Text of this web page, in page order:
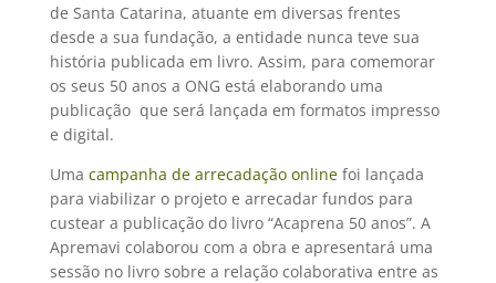
de Santa Catarina, atuante em diversas frentes
desde a sua fundação, a entidade nunca teve sua
história publicada em livro. Assim, para comemorar
os seus 50 anos a ONG está elaborando uma
publicação que será lançada em formatos impresso
e digital.
Uma campanha de arrecadação onlinefoi lançada
para viabilizar o projeto e arrecadar fundos para
custear a publicação do livro “Acaprena 50 anos”. A
Apremavi colaborou com a obra e apresentará uma
sessão no livro sobre a relação colaborativa entre as